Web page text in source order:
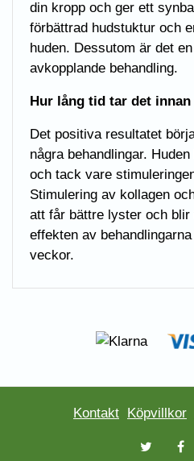
din kropp och ger ett
förbättrad hudstuktur och
huden. Dessutom är det
avkopplande behandling.
Hur lång tid tar det
Det positiva resultatet
några behandlingar.
och tack vare
Stimulering av kollagen
att får bättre lyster och
effekten av
veckor.
Kontakt Köpvillkor